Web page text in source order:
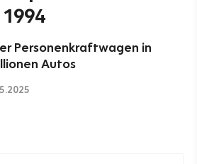
Personenkraftwagen in
Autos